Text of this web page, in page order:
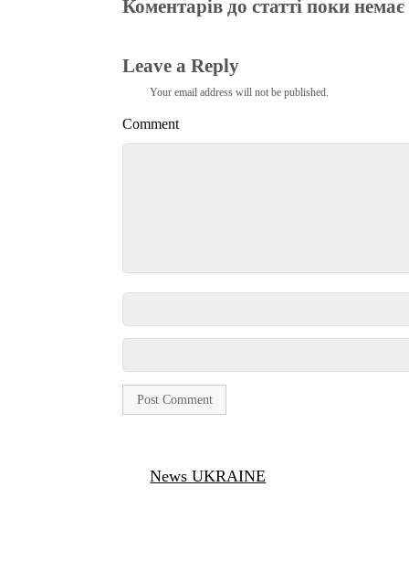
Коментарів до статті поки немає
Leave a Reply
Your email address will not be published.
Comment
News UKRAINE